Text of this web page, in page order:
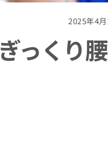
2025年4
ぎっくり